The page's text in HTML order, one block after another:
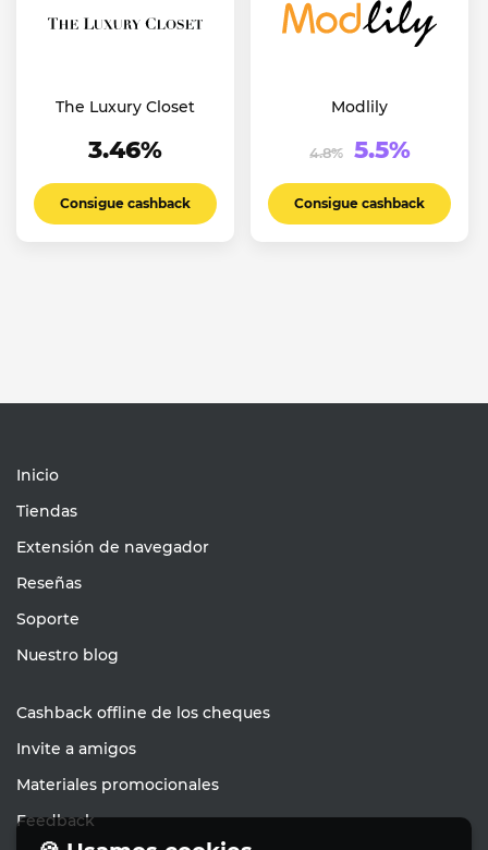
The Luxury Closet
3.46%
Consigue cashback
Modlily
4.8% 5.5%
Consigue cashback
Inicio
Tiendas
Extensión de navegador
Reseñas
Soporte
Nuestro blog
Cashback offline de los cheques
Invite a amigos
Materiales promocionales
Feedback